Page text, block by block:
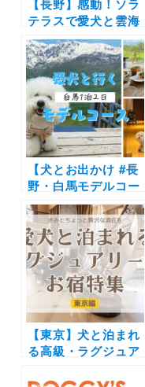
【長野】感動！ソラ
テラスで愛犬と雲海
を見るモデルプラン
♪涼しいドッグラン
やカフェにグランピ
ングも！大型犬OK
の避暑地のおでかけ
スポット紹介
【犬とお出かけ #長
野・白馬モデルコー
ス】温泉付きドッグ
フレンドリールーム
に宿泊や絶景のお蕎
麦ランチも♪白馬マ
ウンテンハーバー〜
手打蕎麦 和味亭〜コ
ートヤード・バイ・
マリオット 白馬コー
ス
【東京】犬と泊まれ
る高級・ラグジュア